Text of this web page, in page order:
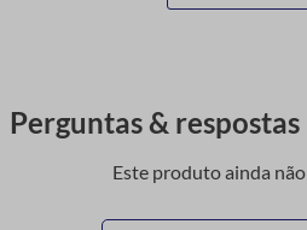
Perguntas & respostas
Este produto ainda